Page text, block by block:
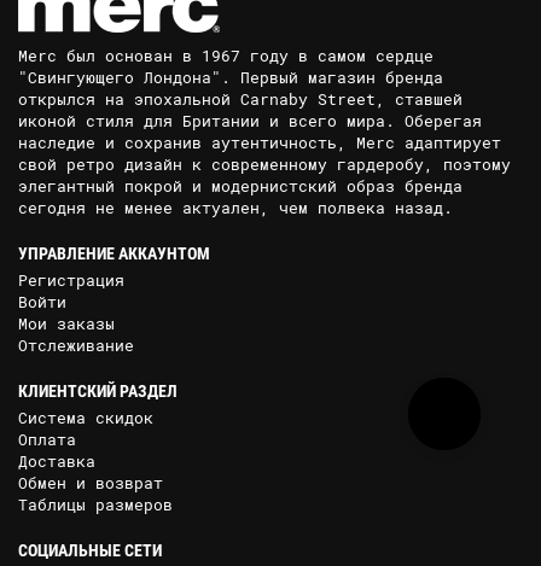
Merc был основан в 1967 году в самом сердце
"Свингующего Лондона". Первый магазин бренда
открылся на эпохальной Carnaby Street, ставшей
иконой стиля для Британии и всего мира. Оберегая
наследие и сохранив аутентичность, Merc адаптирует
свой ретро дизайн к современному гардеробу, поэтому
элегантный покрой и модернистский образ бренда
сегодня не менее актуален, чем полвека назад.
УПРАВЛЕНИЕ АККАУНТОМ
Регистрация
Войти
Мои заказы
Отслеживание
КЛИЕНТСКИЙ РАЗДЕЛ
Система скидок
Оплата
Доставка
Обмен и возврат
Таблицы размеров
СОЦИАЛЬНЫЕ СЕТИ